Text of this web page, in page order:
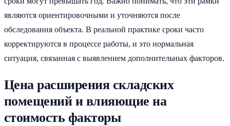
являются ориентировочными и уточняются после
обследования объекта. В реальной практике сроки часто
корректируются в процессе работы, и это нормальная
ситуация, связанная с выявлением дополнительных факторов.
Цена расширения складских
помещений и влияющие на
стоимость факторы